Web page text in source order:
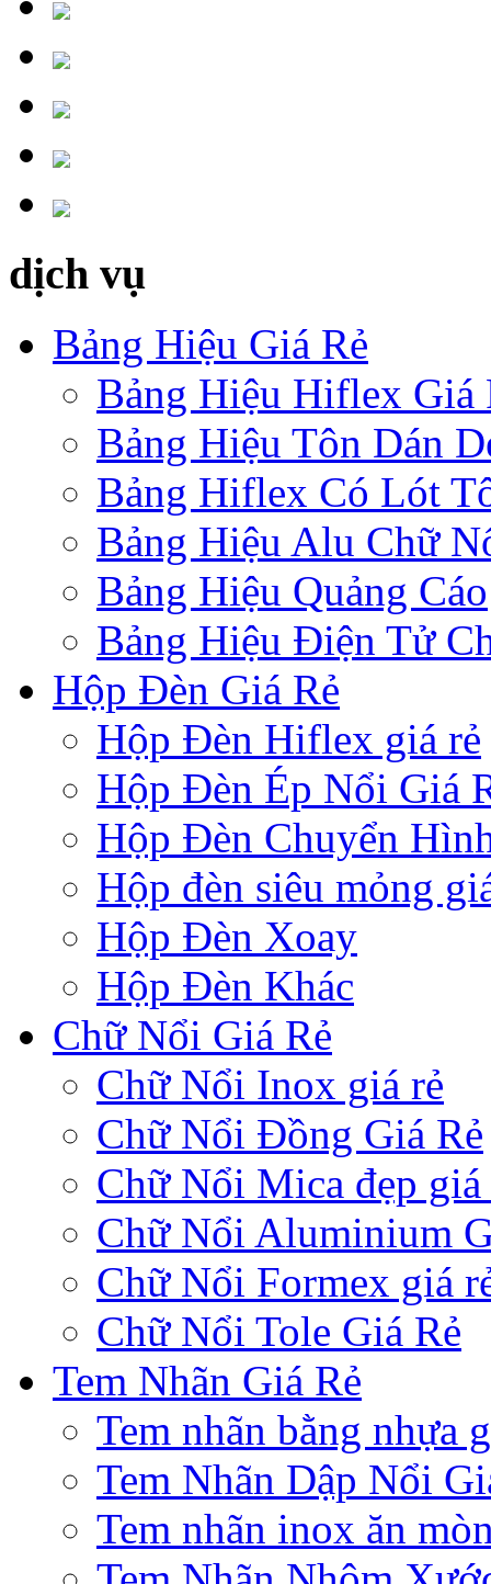
dịch vụ
Bảng Hiệu Giá Rẻ
Bảng Hiệu Hiflex Giá
Bảng Hiệu Tôn Dán
Bảng Hiflex Có Lót
Bảng Hiệu Alu Chữ
Bảng Hiệu Quảng Cáo
Bảng Hiệu Điện Tử
Hộp Đèn Giá Rẻ
Hộp Đèn Hiflex giá rẻ
Hộp Đèn Ép Nổi Giá
Hộp Đèn Chuyển
Hộp đèn siêu mỏng
Hộp Đèn Xoay
Hộp Đèn Khác
Chữ Nổi Giá Rẻ
Chữ Nổi Inox giá rẻ
Chữ Nổi Đồng Giá Rẻ
Chữ Nổi Mica đẹp giá
Chữ Nổi Aluminium
Chữ Nổi Formex giá
Chữ Nổi Tole Giá Rẻ
Tem Nhãn Giá Rẻ
Tem nhãn bằng nhựa
Tem Nhãn Dập Nổi
Tem nhãn inox ăn